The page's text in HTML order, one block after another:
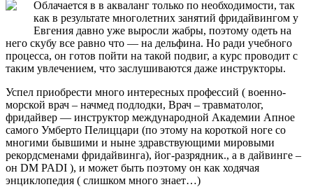
Облачается в в акваланг только по необходимости, так
как в результате многолетних занятий фридайвингом у
Евгения давно уже выросли жабры, поэтому одеть на
него скубу все равно что — на дельфина. Но ради учебного
процесса, он готов пойти на такой подвиг, а курс проводит с
таким увлечением, что заслушиваются даже инструкторы.
Успел приобрести много интересных профессий ( военно-
морской врач – начмед подлодки, Врач – травматолог,
фридайвер — инструктор международной Академии Апное
самого Умберто Пелиццари (по этому на короткой ноге со
многими бывшими и ныне здравствующими мировыми
рекордсменами фридайвинга), йог-разрядник., а в дайвинге –
он DM PADI ), и может быть поэтому он как ходячая
энциклопедия ( слишком много знает…)